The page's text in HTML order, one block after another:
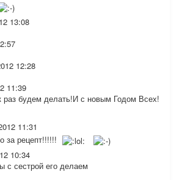
13:08
12:28
11:39
раз будем делать!И с новым Годом Всех!
11:31
за рецепт!!!!!!
10:34
с сестрой его делаем